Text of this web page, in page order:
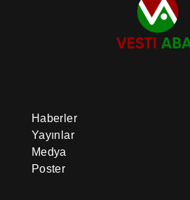
Haberler
Yayınlar
Medya
Poster